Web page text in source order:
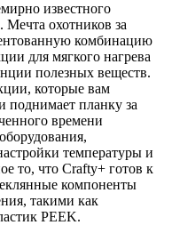
известного
охотников за
комбинацию
для мягкого нагрева
полезных веществ.
которые вам
поднимает планку за
времени
температуры и
то, что Crafty+ готов к
компоненты
такими как
PEEK.